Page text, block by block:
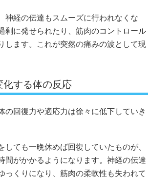
神経の伝達もスムーズに行われなくな
剰に発せられたり、筋肉のコントロール
します。これが突然の痛みの波として現
化する体の反応
の回復力や適応力は徐々に低下していき
しても一晩休めば回復していたものが、
間がかかるようになります。神経の伝達
っくりになり、筋肉の柔軟性も失われて